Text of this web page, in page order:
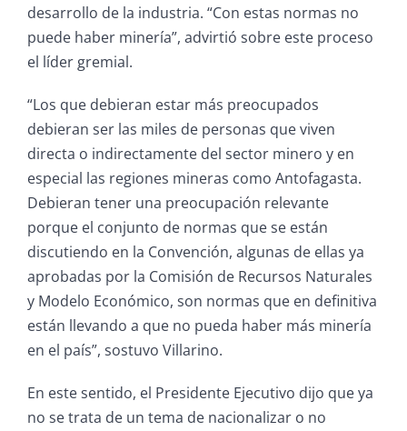
desarrollo de la industria. “Con estas normas no
puede haber minería”, advirtió sobre este proceso
el líder gremial.
“Los que debieran estar más preocupados
debieran ser las miles de personas que viven
directa o indirectamente del sector minero y en
especial las regiones mineras como Antofagasta.
Debieran tener una preocupación relevante
porque el conjunto de normas que se están
discutiendo en la Convención, algunas de ellas ya
aprobadas por la Comisión de Recursos Naturales
y Modelo Económico, son normas que en definitiva
están llevando a que no pueda haber más minería
en el país”, sostuvo Villarino.
En este sentido, el Presidente Ejecutivo dijo que ya
no se trata de un tema de nacionalizar o no